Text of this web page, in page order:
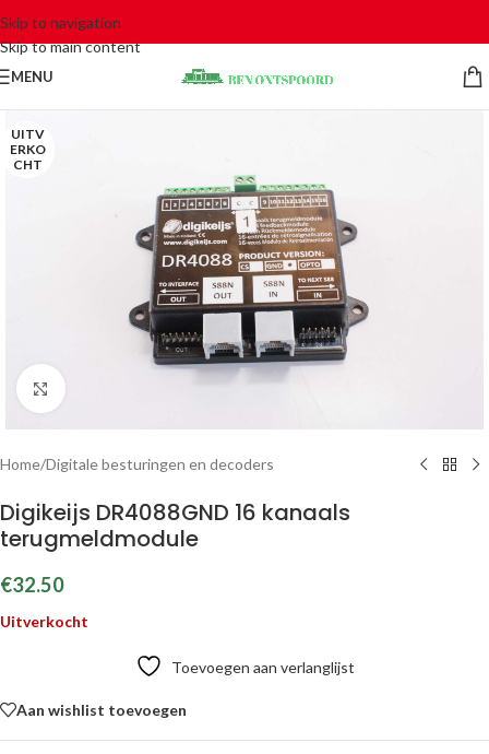
Skip to navigation
Skip to main content
MENU
UITV
ERKO
CHT
Click to enlarge
Home/Digitale besturingen en decoders
Digikeijs DR4088GND 16 kanaals
terugmeldmodule
€32.50
Uitverkocht
Toevoegen aan verlanglijst
Aan wishlist toevoegen